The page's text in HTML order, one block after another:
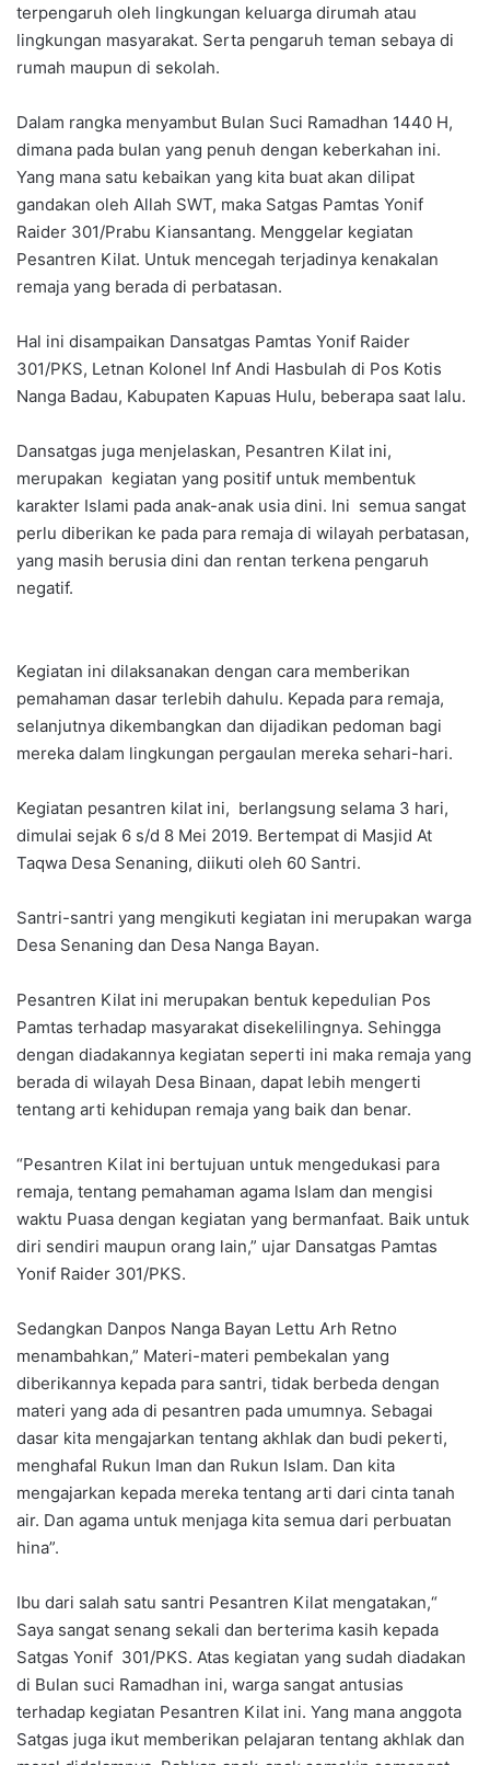
terpengaruh oleh lingkungan keluarga dirumah atau
lingkungan masyarakat. Serta pengaruh teman sebaya di
rumah maupun di sekolah.
Dalam rangka menyambut Bulan Suci Ramadhan 1440 H,
dimana pada bulan yang penuh dengan keberkahan ini.
Yang mana satu kebaikan yang kita buat akan dilipat
gandakan oleh Allah SWT, maka Satgas Pamtas Yonif
Raider 301/Prabu Kiansantang. Menggelar kegiatan
Pesantren Kilat. Untuk mencegah terjadinya kenakalan
remaja yang berada di perbatasan.
Hal ini disampaikan Dansatgas Pamtas Yonif Raider
301/PKS, Letnan Kolonel Inf Andi Hasbulah di Pos Kotis
Nanga Badau, Kabupaten Kapuas Hulu, beberapa saat lalu.
Dansatgas juga menjelaskan, Pesantren Kilat ini,
merupakan kegiatan yang positif untuk membentuk
karakter Islami pada anak-anak usia dini. Ini semua sangat
perlu diberikan ke pada para remaja di wilayah perbatasan,
yang masih berusia dini dan rentan terkena pengaruh
negatif.
Kegiatan ini dilaksanakan dengan cara memberikan
pemahaman dasar terlebih dahulu. Kepada para remaja,
selanjutnya dikembangkan dan dijadikan pedoman bagi
mereka dalam lingkungan pergaulan mereka sehari-hari.
Kegiatan pesantren kilat ini, berlangsung selama 3 hari,
dimulai sejak 6 s/d 8 Mei 2019. Bertempat di Masjid At
Taqwa Desa Senaning, diikuti oleh 60 Santri.
Santri-santri yang mengikuti kegiatan ini merupakan warga
Desa Senaning dan Desa Nanga Bayan.
Pesantren Kilat ini merupakan bentuk kepedulian Pos
Pamtas terhadap masyarakat disekelilingnya. Sehingga
dengan diadakannya kegiatan seperti ini maka remaja yang
berada di wilayah Desa Binaan, dapat lebih mengerti
tentang arti kehidupan remaja yang baik dan benar.
“Pesantren Kilat ini bertujuan untuk mengedukasi para
remaja, tentang pemahaman agama Islam dan mengisi
waktu Puasa dengan kegiatan yang bermanfaat. Baik untuk
diri sendiri maupun orang lain,” ujar Dansatgas Pamtas
Yonif Raider 301/PKS.
Sedangkan Danpos Nanga Bayan Lettu Arh Retno
menambahkan,” Materi-materi pembekalan yang
diberikannya kepada para santri, tidak berbeda dengan
materi yang ada di pesantren pada umumnya. Sebagai
dasar kita mengajarkan tentang akhlak dan budi pekerti,
menghafal Rukun Iman dan Rukun Islam. Dan kita
mengajarkan kepada mereka tentang arti dari cinta tanah
air. Dan agama untuk menjaga kita semua dari perbuatan
hina”.
Ibu dari salah satu santri Pesantren Kilat mengatakan,“
Saya sangat senang sekali dan berterima kasih kepada
Satgas Yonif 301/PKS. Atas kegiatan yang sudah diadakan
di Bulan suci Ramadhan ini, warga sangat antusias
terhadap kegiatan Pesantren Kilat ini. Yang mana anggota
Satgas juga ikut memberikan pelajaran tentang akhlak dan